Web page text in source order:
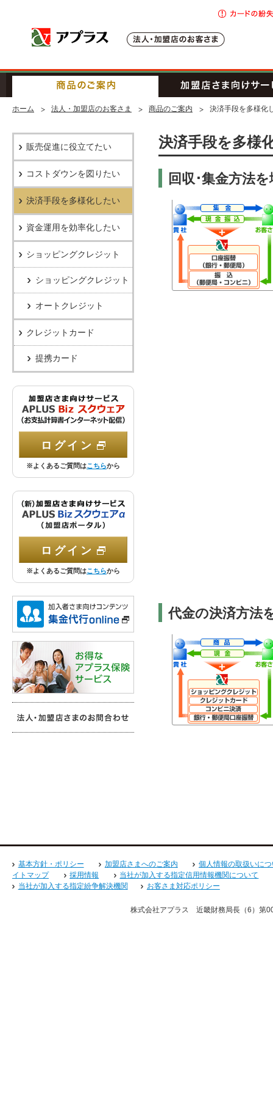
ホーム 法人・加盟店のお客さま 商品のご案内 決済手段を多様化
決済手段を多様
回収･集金方法
代金の決済方法
販売促進に役立てたい
コストダウンを図りたい
決済手段を多様化したい
資金運用を効率化したい
ショッピングクレジット
ショッピングクレジット
オートクレジット
クレジットカード
提携カード
ログイン
※よくあるご質問はこちらから
ログイン
※よくあるご質問はこちらから
お得なアプラス保険サービス
法人・加盟店さまのお問合わせ
基本方針・ポリシー 加盟店さまへのご案内
個人情報の取扱いに
イトマップ
採用情報
当社が加入する指定信用情報機関について
当社が加入する指定紛争解決機関
お客さま対応ポリシー
株式会社アプラス 近畿財務局長（6）